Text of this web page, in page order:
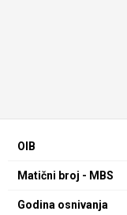
OIB
Matični broj - MBS
Godina osnivanja